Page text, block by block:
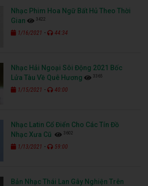
Nhạc Phim Hoa Ngữ Bất Hủ Theo Thời
Gian
3422
1/16/2021 - 44:34
Nhạc Hải Ngoại Sôi Động 2021 Bốc
Lửa Tàu Về Quê Hương
3365
1/15/2021 - 40:00
Nhạc Latin Cổ Điển Cho Các Tín Đồ
Nhạc Xưa Cũ
3602
1/13/2021 - 59:00
Bản Nhạc Thái Lan Gây Nghiện Trên